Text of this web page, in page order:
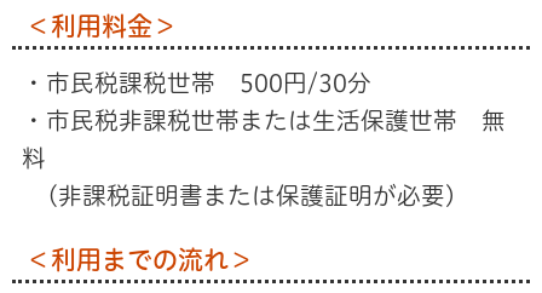
＜利用料金＞
・市民税課税世帯 500円/30分
・市民税非課税世帯または生活保護世帯 無
料
(非課税証明書または保護証明が必要)
＜利用までの流れ＞